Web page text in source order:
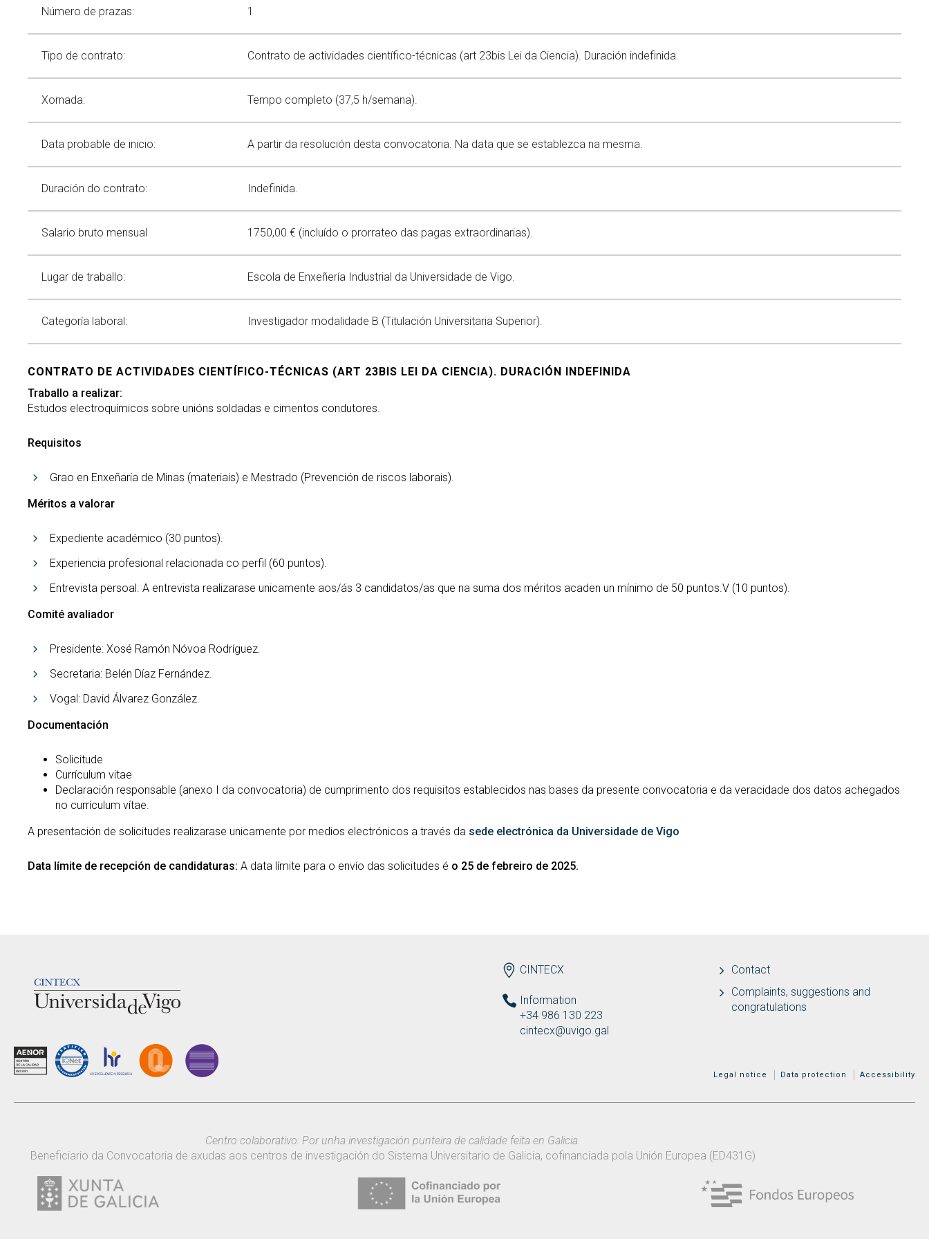
Spin offs
Scientific dissemination
News
Events
Calendar
Equality
Equality Policy
Equality in research
GL
Youtube
Número de prazas: 1
Tipo de contrato: Contrato de actividades científico-técnicas (art 23bis Lei da Ciencia). Duración indefinida.
Xornada: Tempo completo (37,5 h/semana).
Data probable de inicio: A partir da resolución desta convocatoria. Na data que se establezca na mesma.
Duración do contrato: Indefinida.
Salario bruto mensual 1750,00 € (incluído o prorrateo das pagas extraordinarias).
Lugar de traballo: Escola de Enxeñería Industrial da Universidade de Vigo.
Categoría laboral: Investigador modalidade B (Titulación Universitaria Superior).
CONTRATO DE ACTIVIDADES CIENTÍFICO-TÉCNICAS (ART 23BIS LEI DA CIENCIA). DURACIÓN INDEFINIDA
Traballo a realizar:
Estudos electroquímicos sobre unións soldadas e cimentos condutores.
Requisitos
Grao en Enxeñaría de Minas (materiais) e Mestrado (Prevención de riscos laborais).
Méritos a valorar
Expediente académico (30 puntos).
Experiencia profesional relacionada co perfil (60 puntos).
Entrevista persoal. A entrevista realizarase unicamente aos/ás 3 candidatos/as que na suma dos méritos acaden un mínimo de 50 puntos.V (10 puntos).
Comité avaliador
Presidente: Xosé Ramón Nóvoa Rodríguez.
Secretaria: Belén Díaz Fernández.
Vogal: David Álvarez González.
Documentación
Solicitude
Currículum vitae
Declaración responsable (anexo I da convocatoria) de cumprimento dos requisitos establecidos nas bases da presente convocatoria e da veracidade dos datos achegados
no currículum vítae.
A presentación de solicitudes realizarase unicamente por medios electrónicos a través da sede electrónica da Universidade de Vigo
Data límite de recepción de candidaturas: A data límite para o envío das solicitudes é o 25 de febreiro de 2025.
ENDEREZO EN
CINTECX
Information
+34 986 130 223
cintecx@uvigo.gal
Contact
Complaints, suggestions and
congratulations
MENÚ ADICIONAL
Legal notice Data protection Accessibility
Centro colaborativo: Por unha investigación punteira de calidade feita en Galicia.
Beneficiario da Convocatoria de axudas aos centros de investigación do Sistema Universitario de Galicia, cofinanciada pola Unión Europea (ED431G)